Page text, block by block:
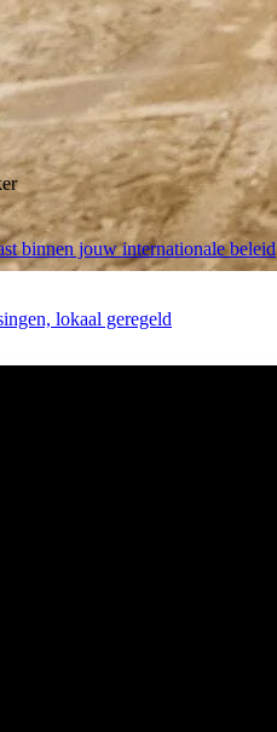
binnen jouw internationale beleid
lokaal geregeld